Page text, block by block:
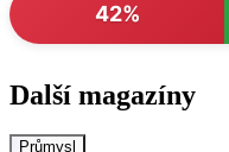
42%
Další magazíny
Průmysl